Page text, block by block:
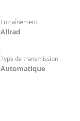
Entraînement
Allrad
Type de transmission
Automatique